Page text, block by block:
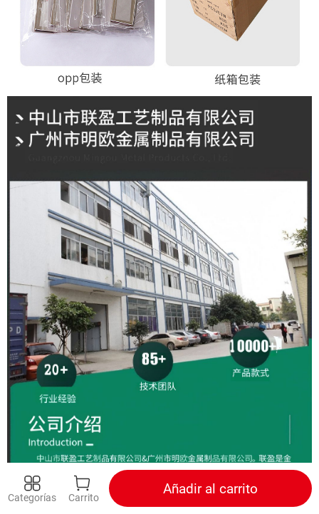
Categorías Carrito
Añadir al carrito